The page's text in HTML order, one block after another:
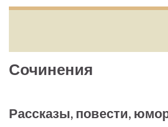
Сочинения
Рассказы, повести,